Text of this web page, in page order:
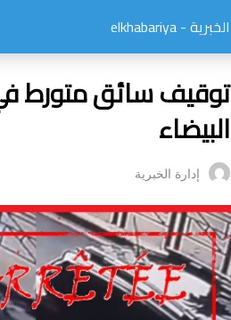
الخبرية - elkhabariya
توقيف سائق متورط
البيضاء
إدارة الخبرية